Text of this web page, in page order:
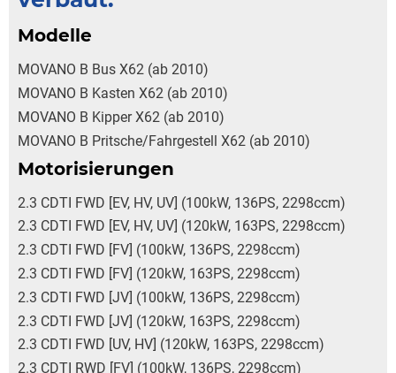
Modelle
MOVANO B Bus X62 (ab 2010)
MOVANO B Kasten X62 (ab 2010)
MOVANO B Kipper X62 (ab 2010)
MOVANO B Pritsche/Fahrgestell X62 (ab 2010)
Motorisierungen
2.3 CDTI FWD [EV, HV, UV] (100kW, 136PS, 2298ccm)
2.3 CDTI FWD [EV, HV, UV] (120kW, 163PS, 2298ccm)
2.3 CDTI FWD [FV] (100kW, 136PS, 2298ccm)
2.3 CDTI FWD [FV] (120kW, 163PS, 2298ccm)
2.3 CDTI FWD [JV] (100kW, 136PS, 2298ccm)
2.3 CDTI FWD [JV] (120kW, 163PS, 2298ccm)
2.3 CDTI FWD [UV, HV] (120kW, 163PS, 2298ccm)
2.3 CDTI RWD [FV] (100kW, 136PS, 2298ccm)